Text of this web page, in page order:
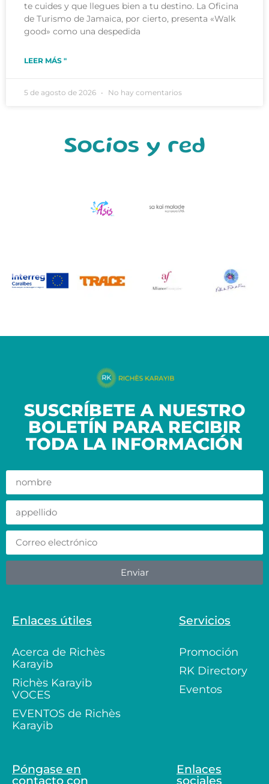
te cuides y que llegues bien a tu destino. La Oficina
de Turismo de Jamaica, por cierto, presenta «Walk
good» como una despedida
LEER MÁS "
5 de agosto de 2026 No hay comentarios
Socios y red
SUSCRÍBETE A NUESTRO
BOLETÍN PARA RECIBIR
TODA LA INFORMACIÓN
Enviar
Enlaces útiles
Acerca de Richès
Karayib
Richès Karayib
VOCES
EVENTOS de Richès
Karayib
Servicios
Promoción
RK Directory
Eventos
Póngase en
contacto con
Enlaces
sociales